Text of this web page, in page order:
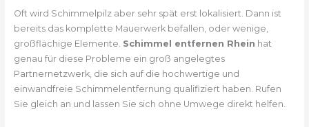
Oft wird Schimmelpilz aber sehr spät erst lokalisiert. Dann ist
bereits das komplette Mauerwerk befallen, oder wenige,
großflächige Elemente. Schimmel entfernen Rhein hat
genau für diese Probleme ein groß angelegtes
Partnernetzwerk, die sich auf die hochwertige und
einwandfreie Schimmelentfernung qualifiziert haben. Rufen
Sie gleich an und lassen Sie sich ohne Umwege direkt helfen.